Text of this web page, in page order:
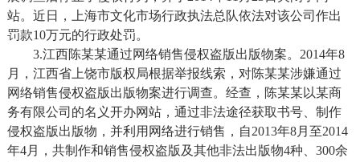
站。近日，上海市文化市场行政执法总队依法对该公司作出
罚款10万元的行政处罚。
3.江西陈某某通过网络销售侵权盗版出版物案。2014年8
月，江西省上饶市版权局根据举报线索，对陈某某涉嫌通过
网络销售侵权盗版出版物案进行调查。经查，陈某某以某商
务有限公司的名义开办网站，通过非法途径获取书号、制作
侵权盗版出版物，并利用网络进行销售，自2013年8月至2014
年4月，共制作和销售侵权盗版及其他非法出版物4种、300余